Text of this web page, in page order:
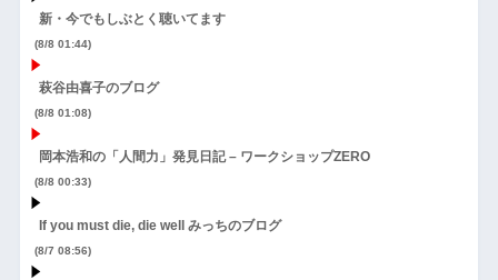
新・今でもしぶとく聴いてます
(8/8 01:44)
萩谷由喜子のブログ
(8/8 01:08)
岡本浩和の「人間力」発見日記 – ワークショップZERO
(8/8 00:33)
If you must die, die well みっちのブログ
(8/7 08:56)